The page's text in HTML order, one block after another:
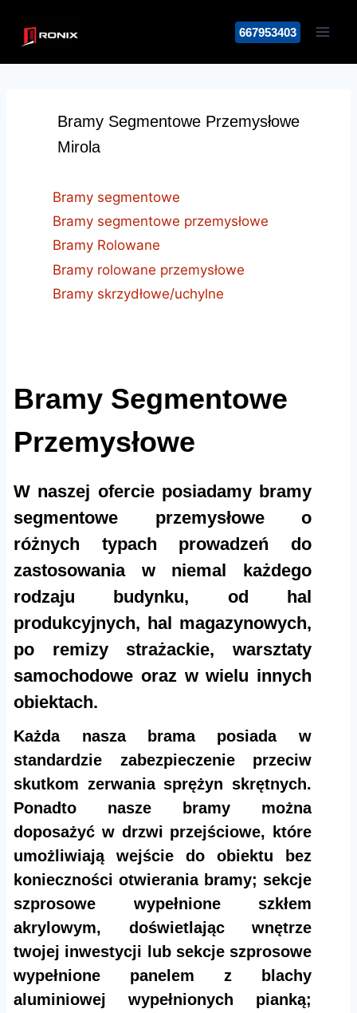
667953403
Bramy Segmentowe Przemysłowe
Mirola
Bramy segmentowe
Bramy segmentowe przemysłowe
Bramy Rolowane
Bramy rolowane przemysłowe
Bramy skrzydłowe/uchylne
Bramy Segmentowe
Przemysłowe
W naszej ofercie posiadamy bramy
segmentowe przemysłowe o
różnych typach prowadzeń do
zastosowania w niemal każdego
rodzaju budynku, od hal
produkcyjnych, hal magazynowych,
po remizy strażackie, warsztaty
samochodowe oraz w wielu innych
obiektach.
Każda nasza brama posiada w
standardzie zabezpieczenie przeciw
skutkom zerwania sprężyn skrętnych.
Ponadto nasze bramy można
doposażyć w drzwi przejściowe, które
umożliwiają wejście do obiektu bez
konieczności otwierania bramy; sekcje
szprosowe wypełnione szkłem
akrylowym, doświetlając wnętrze
twojej inwestycji lub sekcje szprosowe
wypełnione panelem z blachy
aluminiowej wypełnionych pianką;